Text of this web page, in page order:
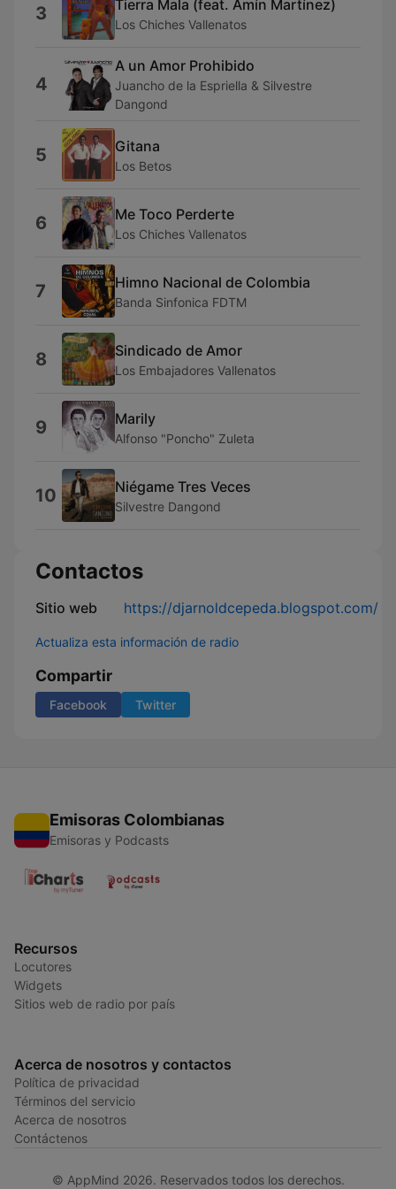
3 Tierra Mala (feat. Amín Martínez)
Los Chiches Vallenatos
4
A un Amor Prohibido
Juancho de la Espriella & Silvestre
Dangond
5 Gitana
Los Betos
6 Me Toco Perderte
Los Chiches Vallenatos
7 Himno Nacional de Colombia
Banda Sinfonica FDTM
8 Sindicado de Amor
Los Embajadores Vallenatos
9 Marily
Alfonso "Poncho" Zuleta
10 Niégame Tres Veces
Silvestre Dangond
Contactos
Sitio web https://djarnoldcepeda.blogspot.com/
Actualiza esta información de radio
Compartir
Facebook Twitter
Emisoras Colombianas
Emisoras y Podcasts
Recursos
Locutores
Widgets
Sitios web de radio por país
Acerca de nosotros y contactos
Política de privacidad
Términos del servicio
Acerca de nosotros
Contáctenos
© AppMind 2026. Reservados todos los derechos.